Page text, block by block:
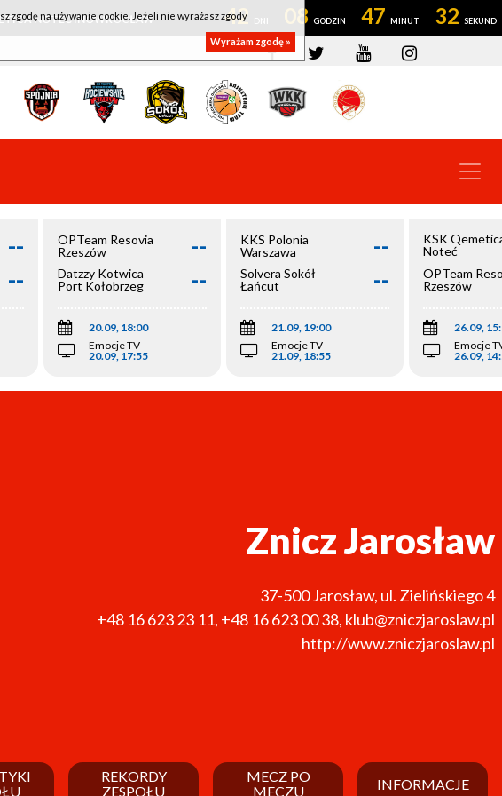
NOTEĆ INOWROCŁAW 42 08 47 32
--
--
OPTeam Resovia
Rzeszów
--
Datzzy Kotwica
Port Kołobrzeg
--
20.09, 18:00
Emocje TV
20.09, 17:55
KKS Polonia
Warszawa
--
Solvera Sokół
Łańcut
--
21.09, 19:00
Emocje TV
21.09, 18:55
KSK
Noteć
Inowrocław
OPTeam
Rzeszów
26.09,
Emocje
26.09,
Znicz Jarosław
37-500Jarosław, ul. Zielińskiego 4
+48 16 623 23 11, +48 16 623 00 38, klub@zniczjaroslaw.pl
http://www.zniczjaroslaw.pl
REKORDY
ZESPOŁU
MECZ PO
MECZU
INFORMACJE
zgodę na używanie cookie. Jeżeli nie wyrażasz zgody
Wyrażam zgodę »